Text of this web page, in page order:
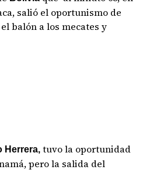
salió el oportunismo de
balón a los mecates y
Herrera, tuvo la oportunidad
pero la salida del